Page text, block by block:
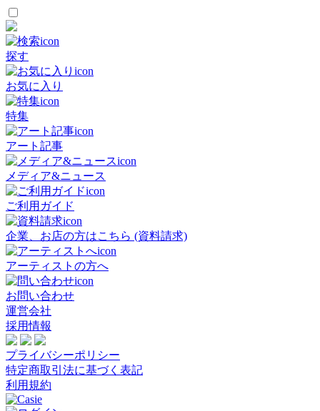
探す
お気に入り
特集
アート記事
メディア&ニュース
ご利用ガイド
企業、お店の方はこちら (資料請求)
アーティストの方へ
お問い合わせ
運営会社
採用情報
プライバシーポリシー
特定商取引法に基づく表記
利用規約